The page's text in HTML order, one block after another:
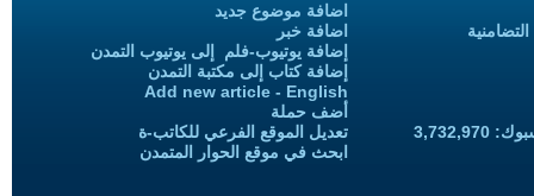
اضافة موضوع جديد
اضافة خبر
إضافة يوتيوب-فلم إلى يوتيوب التمدن
إضافة كتاب إلى مكتبة التمدن
Add new article - English
أضف حملة
تعديل الموقع الفرعي للكاتب-ة
ابحث في موقع الحوار المتمدن